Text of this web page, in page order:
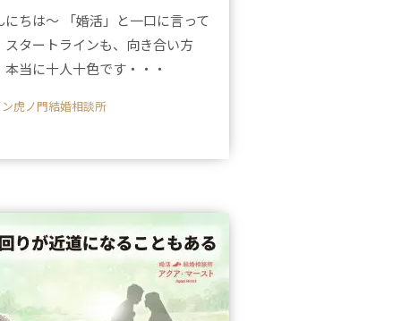
にちは～ 「婚活」と一口に言って
スタートラインも、向き合い方
本当に十人十色です・・・
虎ノ門結婚相談所